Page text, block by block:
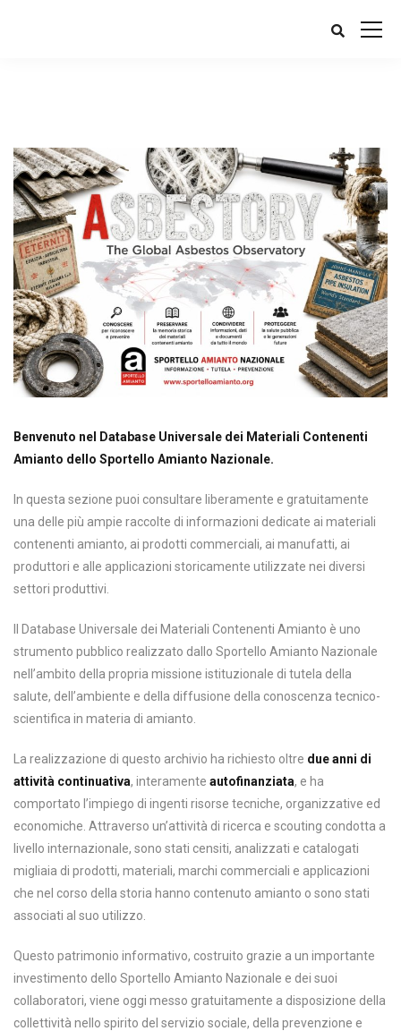
Benvenuto nel Database Universale dei Materiali Contenenti
Amianto dello Sportello Amianto Nazionale.
In questa sezione puoi consultare liberamente e gratuitamente
una delle più ampie raccolte di informazioni dedicate ai materiali
contenenti amianto, ai prodotti commerciali, ai manufatti, ai
produttori e alle applicazioni storicamente utilizzate nei diversi
settori produttivi.
Il Database Universale dei Materiali Contenenti Amianto è uno
strumento pubblico realizzato dallo Sportello Amianto Nazionale
nell’ambito della propria missione istituzionale di tutela della
salute, dell’ambiente e della diffusione della conoscenza tecnico-
scientifica in materia di amianto.
La realizzazione di questo archivio ha richiesto oltre due anni di
attività continuativa, interamente autofinanziata, e ha
comportato l’impiego di ingenti risorse tecniche, organizzative ed
economiche. Attraverso un’attività di ricerca e scouting condotta a
livello internazionale, sono stati censiti, analizzati e catalogati
migliaia di prodotti, materiali, marchi commerciali e applicazioni
che nel corso della storia hanno contenuto amianto o sono stati
associati al suo utilizzo.
Questo patrimonio informativo, costruito grazie a un importante
investimento dello Sportello Amianto Nazionale e dei suoi
collaboratori, viene oggi messo gratuitamente a disposizione della
collettività nello spirito del servizio sociale, della prevenzione e